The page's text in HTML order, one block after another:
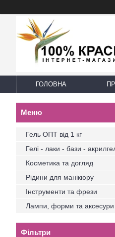
ГОЛОВНА
Гель ОПТ від 1 кг
Гелі - лаки - бази -
Косметика та догляд
Рідини для манікюру
Інструменти та фрези
Лампи, форми та аксесури
Фільтри